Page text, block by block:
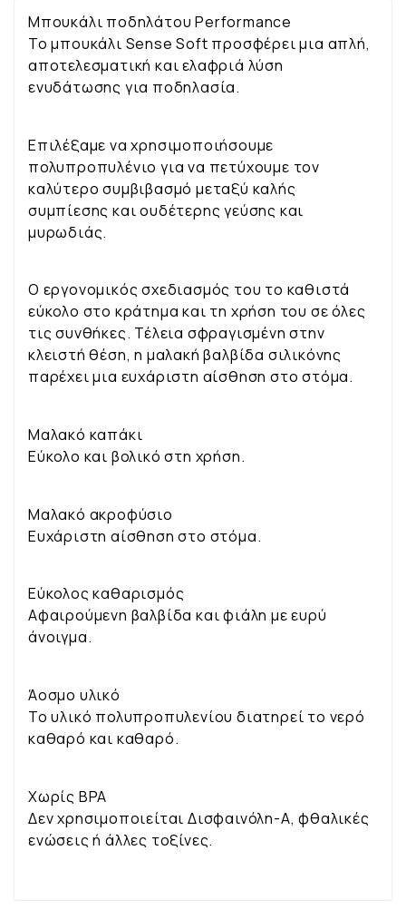
Μπουκάλι ποδηλάτου Performance
Το μπουκάλι Sense Soft προσφέρει μια απλή,
αποτελεσματική και ελαφριά λύση
ενυδάτωσης για ποδηλασία.
Επιλέξαμε να χρησιμοποιήσουμε
πολυπροπυλένιο για να πετύχουμε τον
καλύτερο συμβιβασμό μεταξύ καλής
συμπίεσης και ουδέτερης γεύσης και
μυρωδιάς.
Ο εργονομικός σχεδιασμός του το καθιστά
εύκολο στο κράτημα και τη χρήση του σε όλες
τις συνθήκες. Τέλεια σφραγισμένη στην
κλειστή θέση, η μαλακή βαλβίδα σιλικόνης
παρέχει μια ευχάριστη αίσθηση στο στόμα.
Μαλακό καπάκι
Εύκολο και βολικό στη χρήση.
Μαλακό ακροφύσιο
Ευχάριστη αίσθηση στο στόμα.
Εύκολος καθαρισμός
Αφαιρούμενη βαλβίδα και φιάλη με ευρύ
άνοιγμα.
Άοσμο υλικό
Το υλικό πολυπροπυλενίου διατηρεί το νερό
καθαρό και καθαρό.
Χωρίς BPA
Δεν χρησιμοποιείται Δισφαινόλη-Α, φθαλικές
ενώσεις ή άλλες τοξίνες.